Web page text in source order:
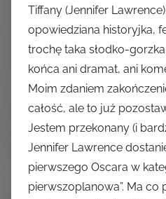
Tiffany (Jennifer
opowiedziana historyjka,
trochę taka słodko-
końca ani dramat, ani
Moim zdaniem
całość, ale to już
Jestem przekonany (i
Jennifer Lawrence
pierwszego Oscara w
pierwszoplanowa”. Ma